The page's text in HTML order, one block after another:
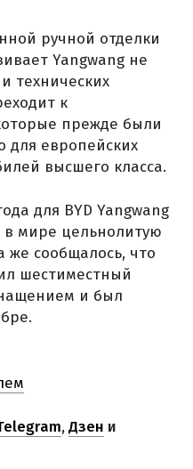
ручной отделки
Yangwang не
технических
к
прежде были
для европейских
высшего класса.
для BYD Yangwang
в мире цельнолитую
же сообщалось, что
шестиместный
и был
,Дзен и